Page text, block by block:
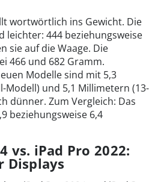
wortwörtlich ins Gewicht. Die
leichter: 444 beziehungsweise
sie auf die Waage. Die
466 und 682 Gramm.
Modelle sind mit 5,3
Modell) und 5,1 Millimetern (13-
dünner. Zum Vergleich: Das
beziehungsweise 6,4
vs. iPad Pro 2022:
Displays